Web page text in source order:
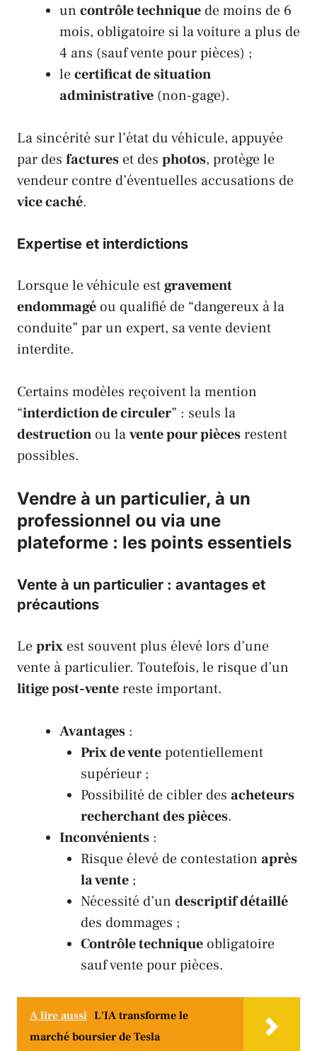
un contrôle technique de moins de 6
mois, obligatoire si la voiture a plus de
4 ans (sauf vente pour pièces) ;
lecertificat de situation
administrative (non-gage).
La sincérité sur l’état du véhicule, appuyée
par des factures et des photos, protège le
vendeur contre d’éventuelles accusations de
vice caché.
Expertise et interdictions
Lorsque le véhicule estgravement
endommagé ou qualifié de “dangereux à la
conduite” par un expert, sa vente devient
interdite.
Certains modèles reçoivent la mention
“interdiction de circuler” : seuls la
destruction ou lavente pour piècesrestent
possibles.
Vendre à un particulier, à un
professionnel ou via une
plateforme : les points essentiels
Vente à un particulier : avantages et
précautions
Leprix est souvent plus élevé lors d’une
vente à particulier. Toutefois, le risque d’un
litige post-ventereste important.
Avantages :
Prix de ventepotentiellement
supérieur ;
Possibilité de cibler des acheteurs
recherchant des pièces.
Inconvénients :
Risque élevé de contestation après
la vente ;
Nécessité d’un descriptif détaillé
des dommages ;
Contrôle technique obligatoire
sauf vente pour pièces.
A lire aussi L'IA transforme le
marché boursier de Tesla